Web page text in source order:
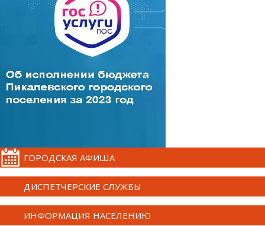
ГОРОДСКАЯ АФИША
ДИСПЕТЧЕРСКИЕ СЛУЖБЫ
ИНФОРМАЦИЯ НАСЕЛЕНИЮ